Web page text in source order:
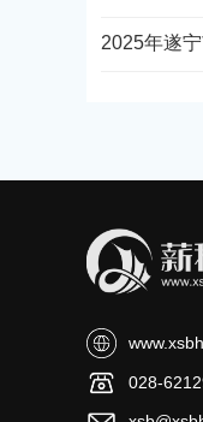
2025年遂
028-